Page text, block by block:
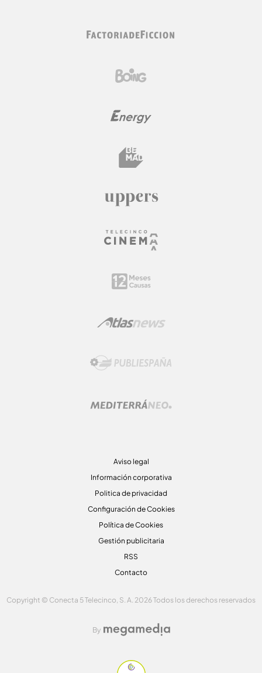
Aviso legal
Información corporativa
Politica de privacidad
Configuración de Cookies
Política de Cookies
Gestión publicitaria
RSS
Contacto
Copyright © Conecta 5 Telecinco, S. A. 2026 Todos los derechos reservados
By